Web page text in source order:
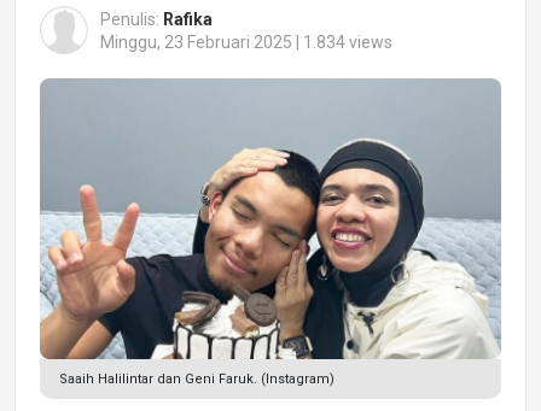
Penulis: Rafika
Minggu, 23 Februari 2025 | 1.834 views
Saaih Halilintar dan Geni Faruk. (Instagram)